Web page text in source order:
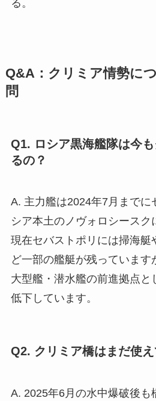
る。
Q&A：クリミア情勢に
問
Q1. ロシア黒海艦隊は今
るの？
A. 主力艦は2024年7月までに
シア本土のノヴォロシースク
現在セバストポリには掃海艇
ど一部の艦艇が残っています
大型艦・潜水艦の前進拠点と
低下しています。
Q2. クリミア橋はまだ使え
A. 2025年6月の水中爆破後も